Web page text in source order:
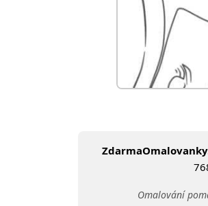
Omalování